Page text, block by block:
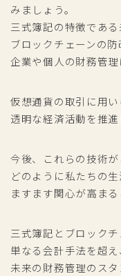
みましょう。
三式簿記の特徴である
ブロックチェーンの
企業や個人の財務管理
仮想通貨の取引に用い
透明な経済活動を推進
今後、これらの技術が
どのように私たちの
ますます関心が高まる
三式簿記とブロックチ
単なる会計手法を超え
未来の財務管理のス